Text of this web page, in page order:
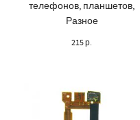
телефонов, планшетов,
Разное
215р.